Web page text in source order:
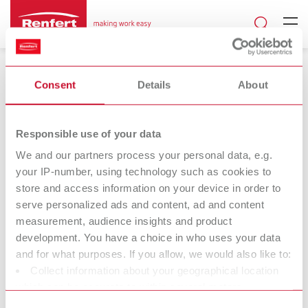
Consent Details About
Responsible use of your data
We and our partners process your personal data, e.g.
your IP-number, using technology such as cookies to
store and access information on your device in order to
serve personalized ads and content, ad and content
measurement, audience insights and product
development. You have a choice in who uses your data
and for what purposes. If you allow, we would also like to:
Collect information about your geographical location
Istruzioni e pezzi di ricambio
Istruzioni e altri documenti sul prodotto
Sul sito web di Renfert, tutti i documenti relativi ai prodotti sono
disponibili per il download 24 ore su 24 in 12 lingue. Trovate tutte
le istruzioni, faq, le schede di sicurezza e le dichiarazioni di
conformità nel nostro
centro per il download
o nelle relative
pagine dei prodotti
, dove troverete anche i relativi video di